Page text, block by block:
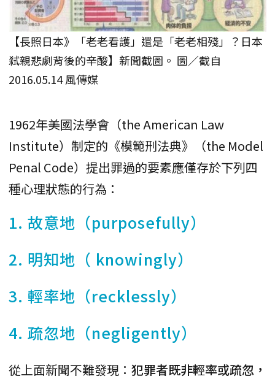
【長照日本》「老老看護」還是「老老相殘」？日本
弒親悲劇背後的辛酸】新聞截圖。 圖／截自
2016.05.14 風傳媒
1962年美國法學會（the American Law
Institute）制定的《模範刑法典》（the Model
Penal Code）提出罪過的要素應僅存於下列四
種心理狀態的行為：
1. 故意地（purposefully）
2. 明知地（ knowingly）
3. 輕率地（recklessly）
4. 疏忽地（negligently）
從上面新聞不難發現： 犯罪者既非輕率或疏忽，